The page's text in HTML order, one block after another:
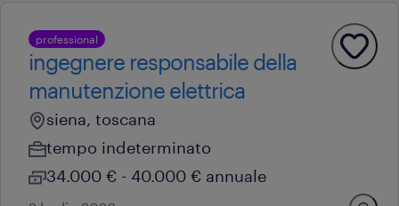
professional
ingegnere responsabile della
manutenzione elettrica
siena, toscana
tempo indeterminato
34.000 € - 40.000 € annuale